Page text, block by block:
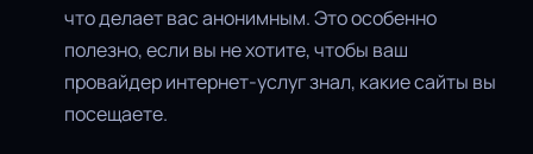
что делает вас анонимным. Это особенно
полезно, если вы не хотите, чтобы ваш
провайдер интернет-услуг знал, какие сайты вы
посещаете.